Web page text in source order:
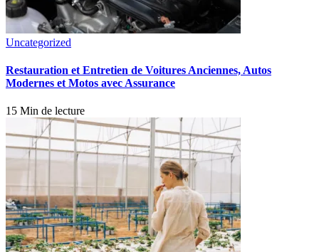
Uncategorized
Restauration et Entretien de Voitures Anciennes, Autos
Modernes et Motos avec Assurance
15 Min de lecture